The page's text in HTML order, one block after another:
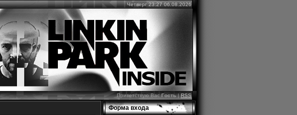
Четверг 23:27 06.08.2026
Приветствую ВасГость|RSS
Форма входа